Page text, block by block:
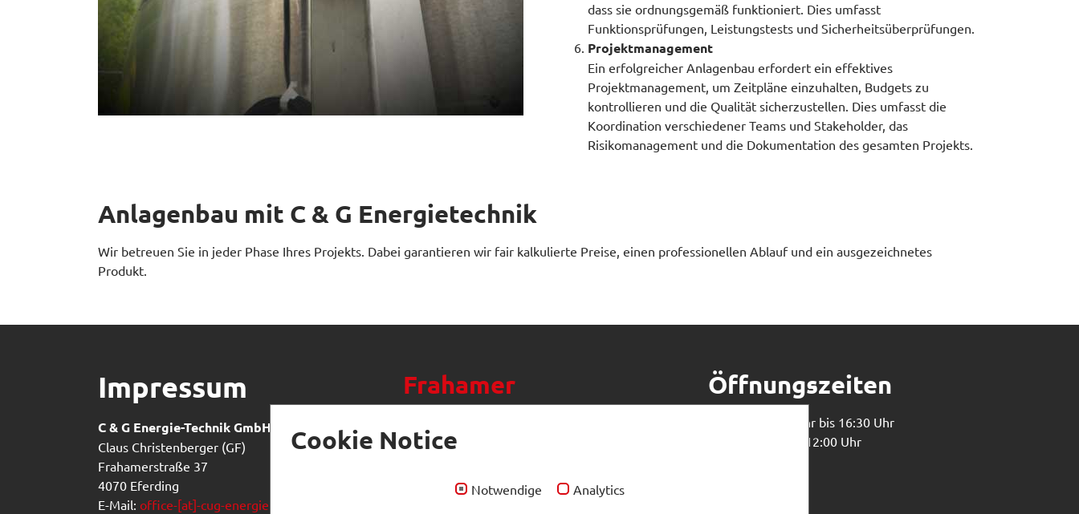
dass sie ordnungsgemäß funktioniert. Dies umfasst
Funktionsprüfungen, Leistungstests und Sicherheitsüberprüfungen.
Projektmanagement
Ein erfolgreicher Anlagenbau erfordert ein effektives
Projektmanagement, um Zeitpläne einzuhalten, Budgets zu
kontrollieren und die Qualität sicherzustellen. Dies umfasst die
Koordination verschiedener Teams und Stakeholder, das
Risikomanagement und die Dokumentation des gesamten Projekts.
Anlagenbau mit C & G Energietechnik
Wir betreuen Sie in jeder Phase Ihres Projekts. Dabei garantieren wir fair kalkulierte Preise, einen professionellen Ablauf und ein ausgezeichnetes
Produkt.
Impressum
C & G Energie-Technik GmbH
Claus Christenberger (GF)
Frahamerstraße 37
4070 Eferding
E-Mail: office-[at]-cug-energietechnik.at
Frahamer
Elektrodampf für die
griechische Halbinsel
Projektfür ein Unternehmen der
Öffnungszeiten
Mo - Do: 07:30 Uhr bis 16:30 Uhr
Fr: 07:30 Uhr bis 12:00 Uhr
Cookie Notice
Notwendige Analytics